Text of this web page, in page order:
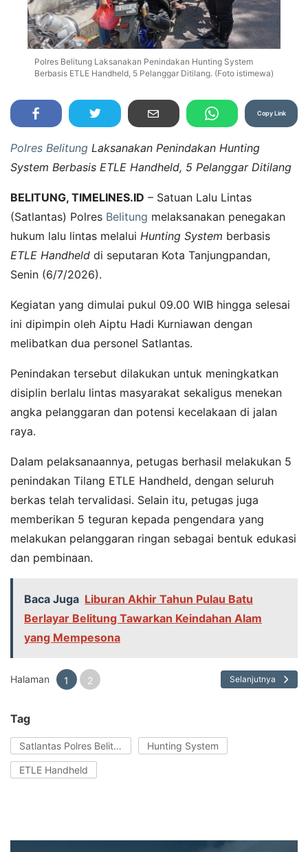
Polres Belitung Laksanakan Penindakan Hunting System
Berbasis ETLE Handheld, 5 Pelanggar Ditilang. (Foto istimewa)
Copy Link
Polres Belitung Laksanakan Penindakan Hunting
System Berbasis ETLE Handheld, 5 Pelanggar Ditilang
BELITUNG, TIMELINES.ID – Satuan Lalu Lintas
(Satlantas) Polres Belitung melaksanakan penegakan
hukum lalu lintas melalui Hunting System berbasis
ETLE Handheld di seputaran Kota Tanjungpandan,
Senin (6/7/2026).
Kegiatan yang dimulai pukul 09.00 WIB hingga selesai
ini dipimpin oleh Aiptu Hadi Kurniawan dengan
melibatkan dua personel Satlantas.
Penindakan tersebut dilakukan untuk meningkatkan
disiplin berlalu lintas masyarakat sekaligus menekan
angka pelanggaran dan potensi kecelakaan di jalan
raya.
Dalam pelaksanaannya, petugas berhasil melakukan 5
penindakan Tilang ETLE Handheld, dengan seluruh
berkas telah tervalidasi. Selain itu, petugas juga
memberikan 5 teguran kepada pengendara yang
melakukan pelanggaran ringan sebagai bentuk edukasi
dan pembinaan.
Baca Juga Liburan Akhir Tahun Pulau Batu
Berlayar Belitung Tawarkan Keindahan Alam
yang Mempesona
Halaman 1 2 Selanjutnya
Tag
Satlantas Polres Belitung Hunting System
ETLE Handheld